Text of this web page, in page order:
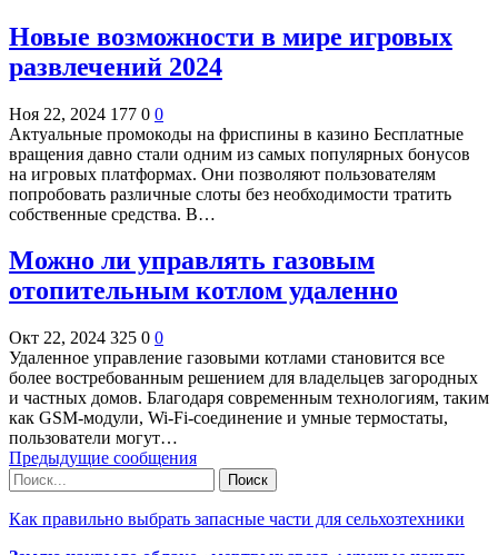
Новые возможности в мире игровых
развлечений 2024
Ноя 22, 2024 177 0 0
Актуальные промокоды на фриспины в казино Бесплатные
вращения давно стали одним из самых популярных бонусов
на игровых платформах. Они позволяют пользователям
попробовать различные слоты без необходимости тратить
собственные средства. В…
Можно ли управлять газовым
отопительным котлом удаленно
Окт 22, 2024 325 0 0
Удаленное управление газовыми котлами становится все
более востребованным решением для владельцев загородных
и частных домов. Благодаря современным технологиям, таким
как GSM-модули, Wi-Fi-соединение и умные термостаты,
пользователи могут…
Предыдущие сообщения
Как правильно выбрать запасные части для сельхозтехники